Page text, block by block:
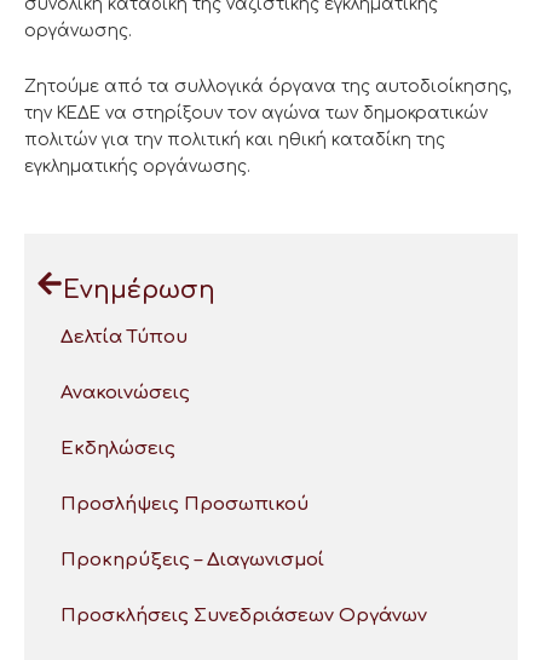
συνολική καταδίκη της ναζιστικής εγκληματικής
οργάνωσης.
Ζητούμε από τα συλλογικά όργανα της αυτοδιοίκησης,
την ΚΕΔΕ να στηρίξουν τον αγώνα των δημοκρατικών
πολιτών για την πολιτική και ηθική καταδίκη της
εγκληματικής οργάνωσης.
Ενημέρωση
Δελτία Τύπου
Ανακοινώσεις
Εκδηλώσεις
Προσλήψεις Προσωπικού
Προκηρύξεις – Διαγωνισμοί
Προσκλήσεις Συνεδριάσεων Οργάνων